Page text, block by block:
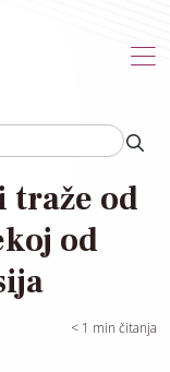
od
od
< 1 min čitanja